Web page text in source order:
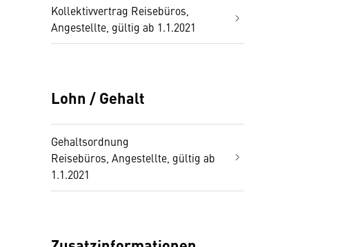
Kollektivvertrag Reisebüros,
Angestellte, gültig ab 1.1.2021
Lohn / Gehalt
Gehaltsordnung
Reisebüros, Angestellte, gültig ab
1.1.2021